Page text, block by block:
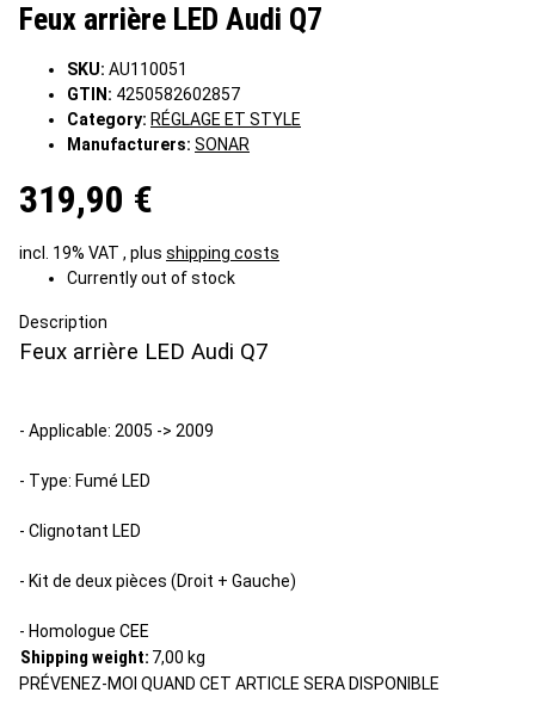
Feux arrière LED Audi Q7
SKU: AU110051
GTIN: 4250582602857
Category: RÉGLAGE ET STYLE
Manufacturers: SONAR
319,90 €
incl. 19% VAT , plus shipping costs
Currently out of stock
Description
Feux arrière LED Audi Q7
- Applicable: 2005 -> 2009
- Type: Fumé LED
- Clignotant LED
- Kit de deux pièces (Droit + Gauche)
- Homologue CEE
Shipping weight: 7,00 kg
PRÉVENEZ-MOI QUAND CET ARTICLE SERA DISPONIBLE